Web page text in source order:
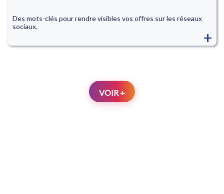
Des mots-clés pour rendre visibles vos offres sur les réseaux
sociaux.
+
VOIR +